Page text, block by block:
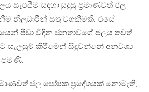
සැපයීම සඳහා සුදුසු ප‍්‍රමාණවත් ජල
නිලධාරීන් සතු වගකීමකි. එසේ
පීඩා විඳින ජනතාවගේ ජලය තවත්
සැලසුම් කිරීමෙන් සිදුවන්නේ අනවශ්‍ය
පමණි.
ජල පෝෂක ප‍්‍රදේශයක් නොමැති,